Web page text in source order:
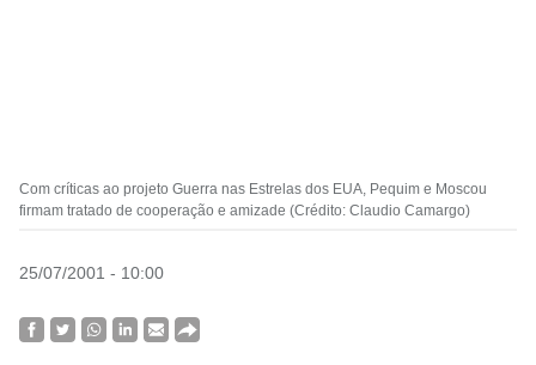
Com críticas ao projeto Guerra nas Estrelas dos EUA, Pequim e Moscou
firmam tratado de cooperação e amizade (Crédito: Claudio Camargo)
25/07/2001 - 10:00